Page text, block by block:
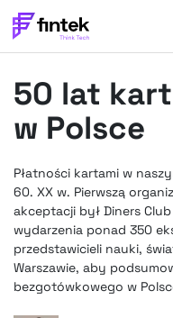
BANKOWOŚĆ
EVENTY
FELIETONY
WYWIADY
LEGAL
PODCASTY
FINTEK EXTRA
OKIEM EKSPERTA
50 lat
w Polsce
Płatności kartami w
60. XX w. Pierwszą
akceptacji był Diners
wydarzenia ponad 350
przedstawicieli nauki,
Warszawie, aby
bezgotówkowego w